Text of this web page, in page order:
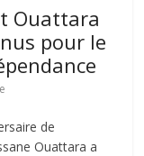
Ouattara
pour le
de
Ouattara a